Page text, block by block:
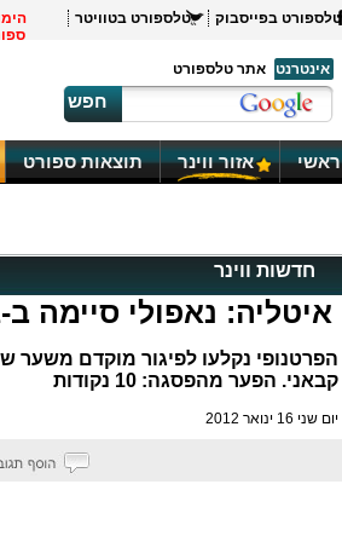
טלספורט בפייסבוק טלספורט בטוויטר
אינטרנט
אתר טלספורט
חפש
ראשי אזור ווינר תוצאות ספורט
חדשות ווינר
איטליה: נאפולי סיימה ב-1:1 מול בולוניה
הפרטנופי נקלעו לפיגור מוקדם משער
קבאני. הפער מהפסגה: 10 נקודות
יום שני 16 ינואר 2012